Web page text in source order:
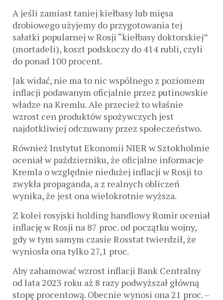
A jeśli zamiast taniej kiełbasy lub mięsa
drobiowego użyjemy do przygotowania tej
sałatki popularnej w Rosji “kiełbasy doktorskiej”
(mortadeli), koszt podskoczy do 414 rubli, czyli
do ponad 100 procent.
Jak widać, nie ma to nic wspólnego z poziomem
inflacji podawanym oficjalnie przez putinowskie
władze na Kremlu. Ale przecież to właśnie
wzrost cen produktów spożywczych jest
najdotkliwiej odczuwany przez społeczeństwo.
Również Instytut Ekonomii NIER w Sztokholmie
oceniał w październiku, że oficjalne informacje
Kremla o względnie niedużej inflacji w Rosji to
zwykła propaganda, a z realnych obliczeń
wynika, że jest ona wielokrotnie wyższa.
Z kolei rosyjski holding handlowy Romir oceniał
inflację w Rosji na 87 proc. od początku wojny,
gdy w tym samym czasie Rosstat twierdził, że
wyniosła ona tylko 27,1 proc.
Aby zahamować wzrost inflacji Bank Centralny
od lata 2023 roku aż 8 razy podwyższał główną
stopę procentową. Obecnie wynosi ona 21 proc. –